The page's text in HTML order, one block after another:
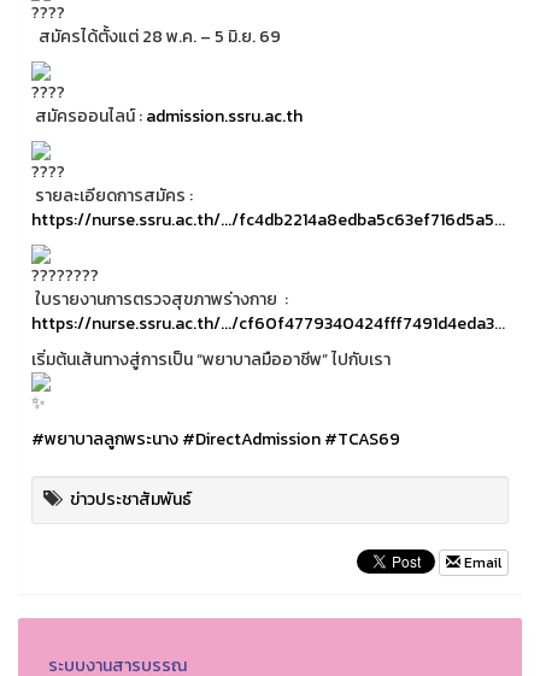
สมัครได้ตั้งแต่ 28 พ.ค. – 5 มิ.ย. 69
สมัครออนไลน์ :admission.ssru.ac.th
รายละเอียดการสมัคร :
https://nurse.ssru.ac.th/.../fc4db2214a8edba5c63ef716d5a5...
ใบรายงานการตรวจสุขภาพร่างกาย :
https://nurse.ssru.ac.th/.../cf60f4779340424fff7491d4eda3...
เริ่มต้นเส้นทางสู่การเป็น “พยาบาลมืออาชีพ” ไปกับเรา
#พยาบาลลูกพระนาง#DirectAdmission#TCAS69
ข่าวประชาสัมพันธ์
Email
ระบบงานสารบรรณ